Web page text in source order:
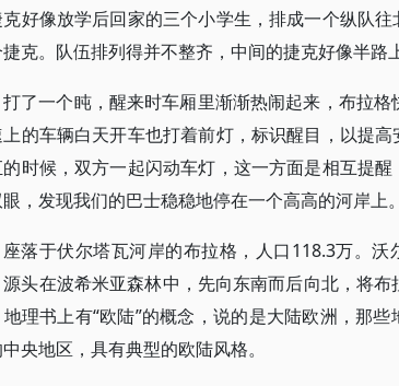
好像放学后回家的三个小学生，排成一个纵队
克。队伍排列得并不整齐，中间的捷克好像半路
打了一个盹，醒来时车厢里渐渐热闹起来，布拉
的车辆白天开车也打着前灯，标识醒目，以提
时候，双方一起闪动车灯，这一方面是相互提
，发现我们的巴士稳稳地停在一个高高的河岸上。
座落于伏尔塔瓦河岸的布拉格，人口118.3万。
头在波希米亚森林中，先向东南而后向北，将
理书上有“欧陆”的概念，说的是大陆欧洲，那
央地区，具有典型的欧陆风格。